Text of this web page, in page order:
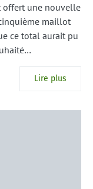
offert une nouvelle
maillot
ce total aurait pu
Lire plus